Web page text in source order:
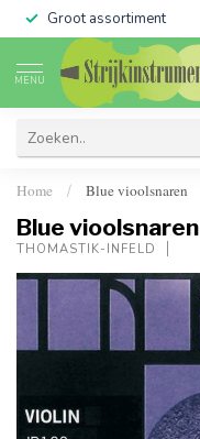
Groot assortiment
MENU
Home / Blue vioolsnaren
Blue vioolsnaren
THOMASTIK-INFELD